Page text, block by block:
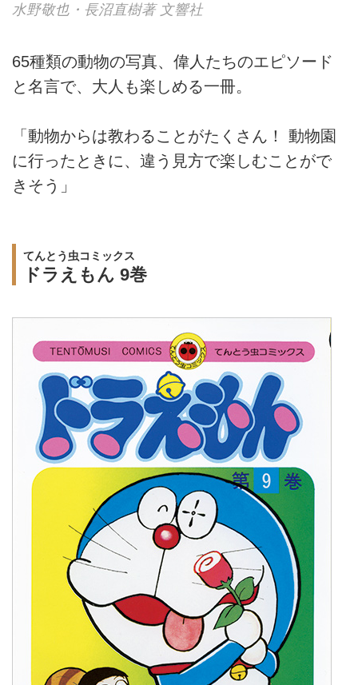
水野敬也・長沼直樹著 文響社
65種類の動物の写真、偉人たちのエピソード
と名言で、大人も楽しめる一冊。
「動物からは教わることがたくさん！ 動物園
に行ったときに、違う見方で楽しむことがで
きそう」
てんとう虫コミックス
ドラえもん 9巻